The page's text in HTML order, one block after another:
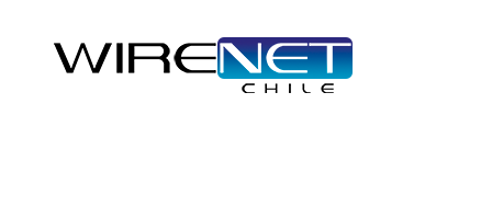
With, Content-Type, Accept");